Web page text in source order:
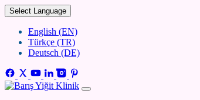
Select Language
English (EN)
Türkçe (TR)
Deutsch (DE)